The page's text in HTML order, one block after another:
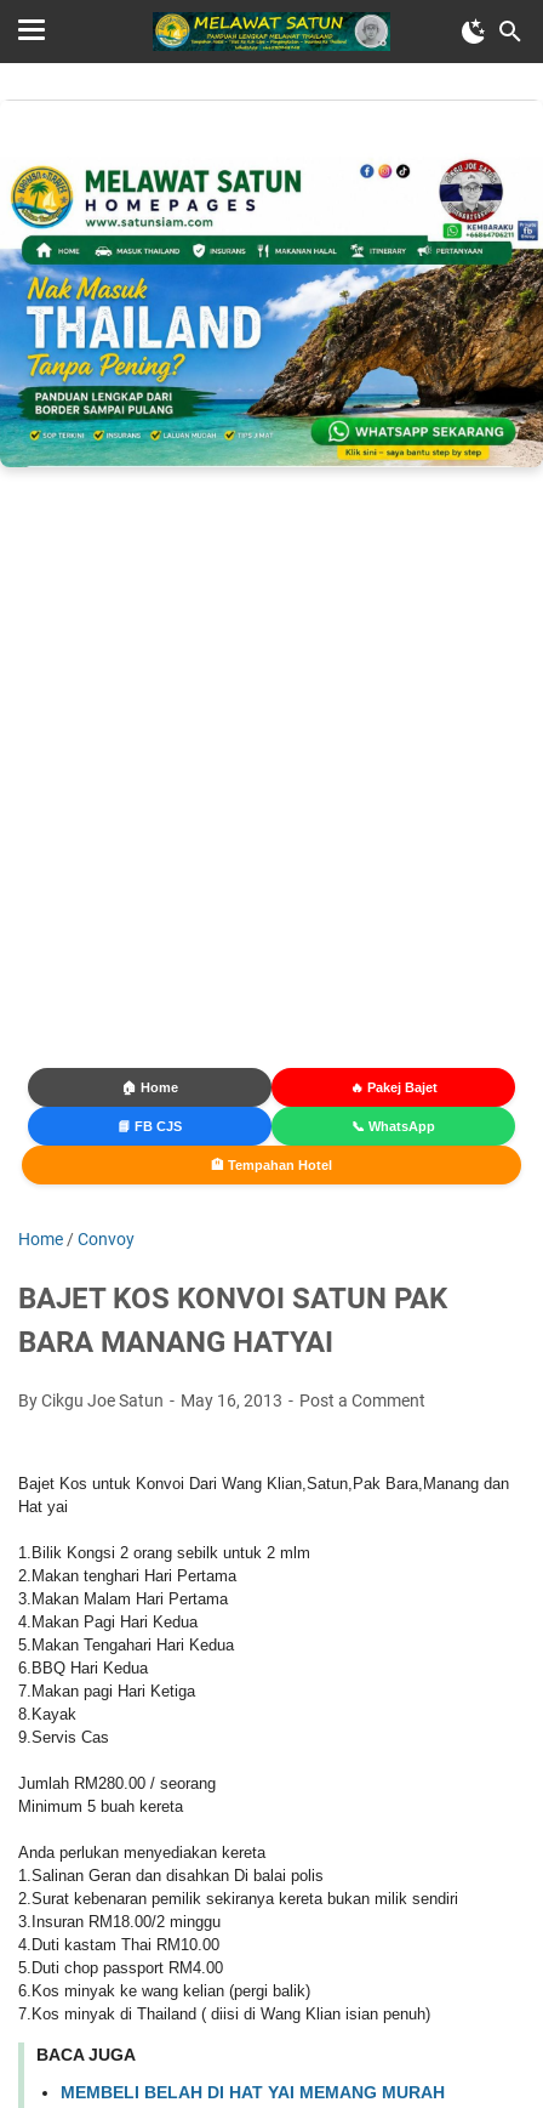
🏠 Home 🔥 Pakej Bajet
📘 FB CJS 📞 WhatsApp
🏨 Tempahan Hotel
Home /Convoy
BAJET KOS KONVOI SATUN PAK
BARA MANANG HATYAI
By Cikgu Joe Satun May 16, 2013 Post a Comment
Bajet Kos untuk Konvoi Dari Wang Klian,Satun,Pak Bara,Manang dan
Hat yai
1.Bilik Kongsi 2 orang sebilk untuk 2 mlm
2.Makan tenghari Hari Pertama
3.Makan Malam Hari Pertama
4.Makan Pagi Hari Kedua
5.Makan Tengahari Hari Kedua
6.BBQ Hari Kedua
7.Makan pagi Hari Ketiga
8.Kayak
9.Servis Cas
Jumlah RM280.00 / seorang
Minimum 5 buah kereta
Anda perlukan menyediakan kereta
1.Salinan Geran dan disahkan Di balai polis
2.Surat kebenaran pemilik sekiranya kereta bukan milik sendiri
3.Insuran RM18.00/2 minggu
4.Duti kastam Thai RM10.00
5.Duti chop passport RM4.00
6.Kos minyak ke wang kelian (pergi balik)
7.Kos minyak di Thailand ( diisi di Wang Klian isian penuh)
BACA JUGA
MEMBELI BELAH DI HAT YAI MEMANG MURAH